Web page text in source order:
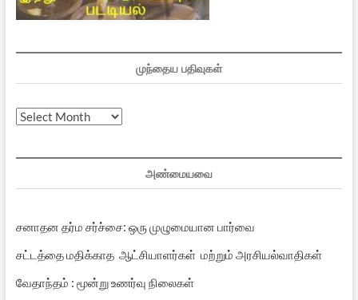
முந்தைய பதிவுகள்
முந்தைய
அண்மையவை
சனாதன தர்ம சர்ச்சை: ஒரு முழுமையான பார்வை
சட்டத்தை மதிக்காத ஆட்சியாளர்கள் மற்றும் அரசியல்வாதிகள்
வேதாந்தம் : மூன்று உணர்வு நிலைகள்